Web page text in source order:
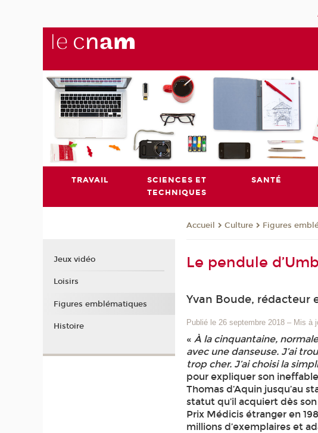
TRAVAIL
SCIENCES ET
TECHNIQUES
SANTÉ
Accueil Culture Figures
Le pendule
Yvan Boude, rédacteur
Publié le 26 septembre 2018 – Mis à
«À la cinquantaine,
avec une danseuse. J’ai
trop cher. J’ai choisi la
pour expliquer son
Thomas d’Aquin jusqu’au
statut qu’il acquiert dès
Prix Médicis étranger en
millions d’exemplaires et
Jeux vidéo
Loisirs
Figures emblématiques
Histoire